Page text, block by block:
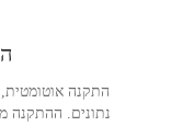
התקנה
נתונים. ההתקנה